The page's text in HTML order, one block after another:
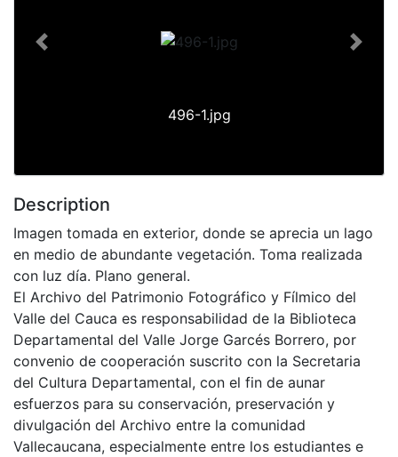
496-1.jpg
Previous Next
Description
Imagen tomada en exterior, donde se aprecia un lago
en medio de abundante vegetación. Toma realizada
con luz día. Plano general.
El Archivo del Patrimonio Fotográfico y Fílmico del
Valle del Cauca es responsabilidad de la Biblioteca
Departamental del Valle Jorge Garcés Borrero, por
convenio de cooperación suscrito con la Secretaria
del Cultura Departamental, con el fin de aunar
esfuerzos para su conservación, preservación y
divulgación del Archivo entre la comunidad
Vallecaucana, especialmente entre los estudiantes e